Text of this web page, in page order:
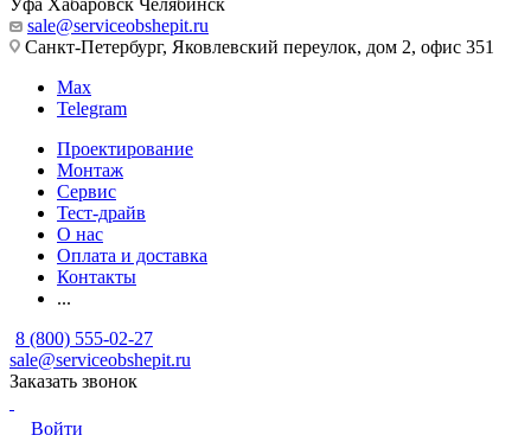
Уфа Хабаровск Челябинск
sale@serviceobshepit.ru
Санкт-Петербург, Яковлевский переулок, дом 2, офис 351
Max
Telegram
Проектирование
Монтаж
Сервис
Тест-драйв
О нас
Оплата и доставка
Контакты
...
8 (800) 555-02-27
sale@serviceobshepit.ru
Заказать звонок
Войти